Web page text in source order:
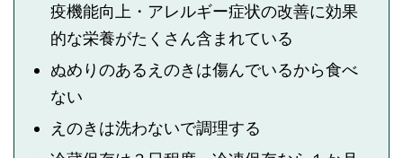
疫機能向上・アレルギー症状の改善に効果
的な栄養がたくさん含まれている
ぬめりのあるえのきは傷んでいるから食べ
ない
えのきは洗わないで調理する